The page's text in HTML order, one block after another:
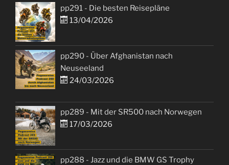
pp291 - Die besten Reisepläne
13/04/2026
pp290 - Über Afghanistan nach
Neuseeland
24/03/2026
pp289 - Mit der SR500 nach Norwegen
17/03/2026
pp288 - Jazz und die BMW GS Trophy